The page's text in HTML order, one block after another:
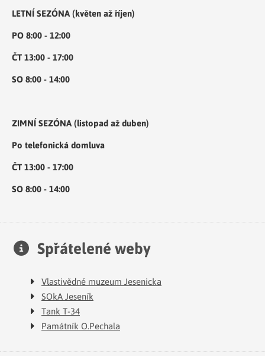
LETNÍ SEZÓNA (květen až říjen)
PO 8:00 - 12:00
ČT 13:00 - 17:00
SO 8:00 - 14:00
ZIMNÍ SEZÓNA (listopad až duben)
Po telefonická domluva
ČT 13:00 - 17:00
SO 8:00 - 14:00
Spřátelené weby
Vlastivědné muzeum Jesenicka
SOkA Jeseník
Tank T-34
Památník O.Pechala